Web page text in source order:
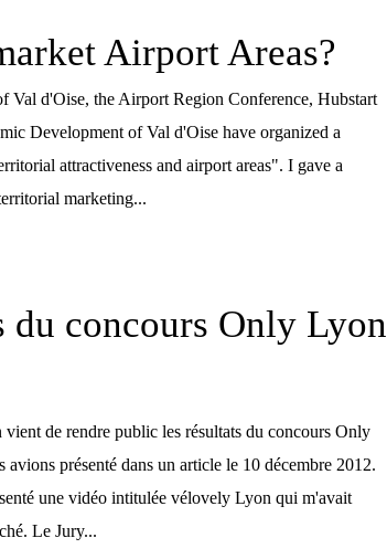
Airport Areas?
Val d'Oise, the Airport Region Conference, Hubstart
Development of Val d'Oise have organized a
attractiveness and airport areas". I gave a
marketing...
du concours Only Lyon
de rendre public les résultats du concours Only
présenté dans un article le 10 décembre 2012.
une vidéo intitulée vélovely Lyon qui m'avait
Le Jury...